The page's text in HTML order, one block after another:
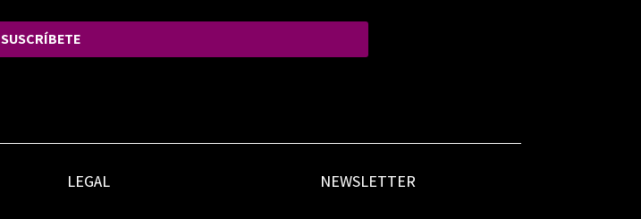
SUSCRÍBETE
LEGAL NEWSLETTER